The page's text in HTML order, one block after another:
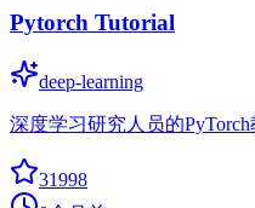
Pytorch Tutorial
deep-learning
深度学习研究人员的PyTorch
31998